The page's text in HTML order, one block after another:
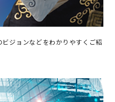
ジョンなどをわかりやすくご紹